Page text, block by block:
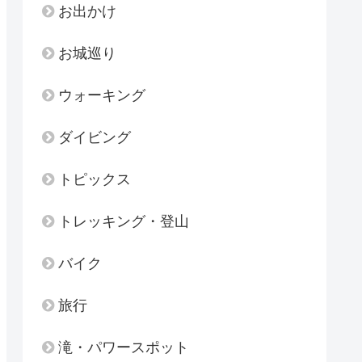
お出かけ
お城巡り
ウォーキング
ダイビング
トピックス
トレッキング・登山
バイク
旅行
滝・パワースポット